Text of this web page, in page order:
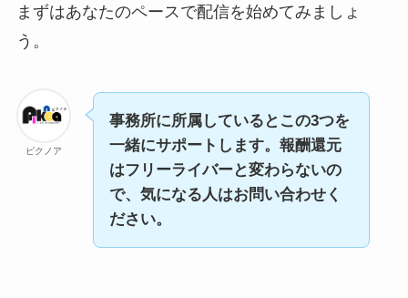
まずはあなたのペースで配信を始めてみましょ
う。
ピクノア
事務所に所属しているとこの3つを
一緒にサポートします。報酬還元
はフリーライバーと変わらないの
で、気になる人はお問い合わせく
ださい。